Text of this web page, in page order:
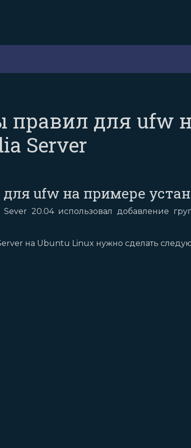
правил для ufw
Server
ufw на примере
20.04 использовал добавление
на Ubuntu Linux нужно сделать